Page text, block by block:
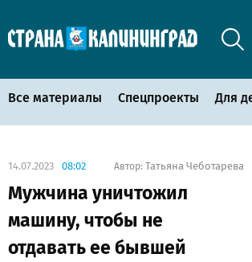
Все материалы Спецпроекты Для
14.07.2023 08:02 Автор: Татьяна Чеботарева
Мужчина уничтожил
машину, чтобы не
отдавать ее бывшей